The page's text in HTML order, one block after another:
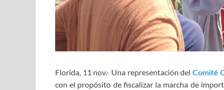
Florida, 11 nov.- Una representación delComité
con el propósito de fiscalizar la marcha de